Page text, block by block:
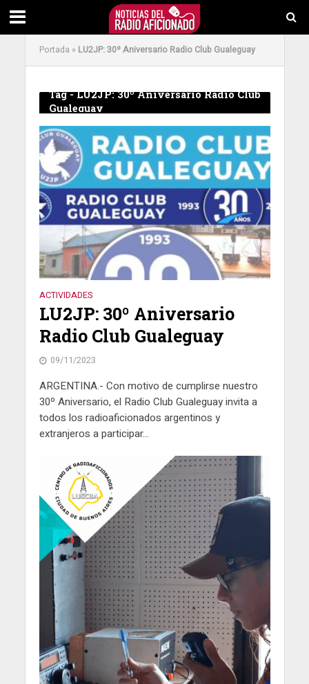
Portada » LU2JP: 30º Aniversario Radio Club Gualeguay
Tag - LU2JP: 30º Aniversario Radio Club
Gualeguay
ACTIVIDADES
LU2JP: 30º Aniversario
Radio Club Gualeguay
09/11/2023
ARGENTINA.- Con motivo de cumplirse nuestro
30º Aniversario, el Radio Club Gualeguay invita a
todos los radioaficionados argentinos y
extranjeros a participar...